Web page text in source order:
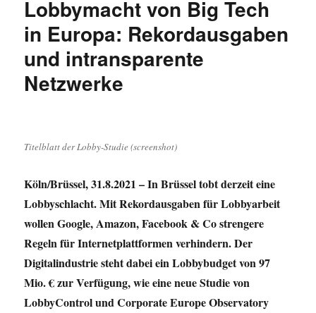
Atlantis,
Spahn,
Reichelt,
Google,
Fremdenzimmer,
aus
Lobbymacht von Big Tech
in Europa: Rekordausgaben
und intransparente
Netzwerke
Titelblatt der Lobby-Studie (screenshot)
Köln/Brüssel, 31.8.2021 – In Brüssel tobt derzeit eine
Lobbyschlacht. Mit Rekordausgaben für Lobbyarbeit
wollen Google, Amazon, Facebook & Co strengere
Regeln für Internetplattformen verhindern. Der
Digitalindustrie steht dabei ein Lobbybudget von 97
Mio. € zur Verfügung, wie eine neue Studie von
LobbyControl und Corporate Europe Observatory